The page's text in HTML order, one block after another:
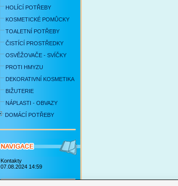
HOLÍCÍ POTŘEBY
KOSMETICKÉ POMŮCKY
TOALETNÍ POTŘEBY
ČISTÍCÍ PROSTŘEDKY
OSVĚŽOVAČE - SVÍČKY
PROTI HMYZU
DEKORATIVNÍ KOSMETIKA
BIŽUTERIE
NÁPLASTI - OBVAZY
DOMÁCÍ POTŘEBY
Kontakty
07.08.2024 14:59